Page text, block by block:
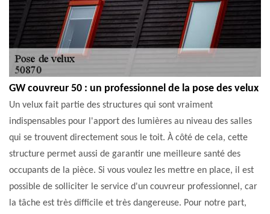
GW couvreur 50 : un professionnel de la pose des velux
Un velux fait partie des structures qui sont vraiment
indispensables pour l'apport des lumières au niveau des salles
qui se trouvent directement sous le toit. À côté de cela, cette
structure permet aussi de garantir une meilleure santé des
occupants de la pièce. Si vous voulez les mettre en place, il est
possible de solliciter le service d'un couvreur professionnel, car
la tâche est très difficile et très dangereuse. Pour notre part,